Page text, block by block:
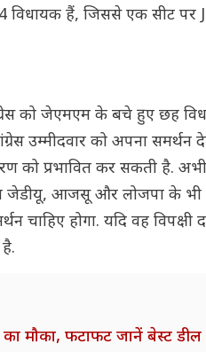
हैं, जिससे एक सीट पर
को जेएमएम के बचे हुए छह
उम्मीदवार को अपना समर्थन
को प्रभावित कर सकती है.
जेडीयू, आजसू और लोजपा के
होगा. यदि वह विपक्षी
मौका, फटाफट जानें बेस्ट डील